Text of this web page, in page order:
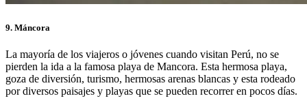
9. Máncora
La mayoría de los viajeros o jóvenes cuando visitan Perú, no se
pierden la ida a la famosa playa de Mancora. Esta hermosa playa,
goza de diversión, turismo, hermosas arenas blancas y esta rodeado
por diversos paisajes y playas que se pueden recorrer en pocos días.